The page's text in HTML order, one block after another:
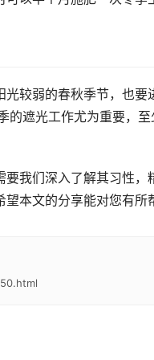
较弱的春秋季节，也
的遮光工作尤为重要，
我们深入了解其习性，
本文的分享能对您有所